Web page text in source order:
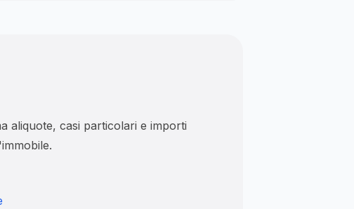
aliquote, casi particolari e importi